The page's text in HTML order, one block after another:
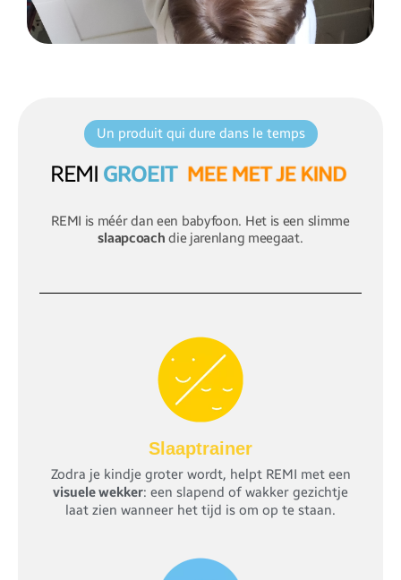
Un produit qui dure dans le temps
REMI GROEIT MEE METJE KIND
REMI is méér dan een babyfoon. Het is een slimme
slaapcoach die jarenlang meegaat.
Slaaptrainer
Zodra je kindje groter wordt, helpt REMI met een
visuele wekker: een slapend of wakker gezichtje
laat zien wanneer het tijd is om op te staan.